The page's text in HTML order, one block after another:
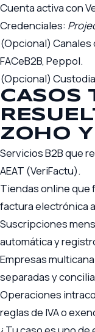
Cuenta activa con
Credenciales:
(Opcional) Canales
FACeB2B, Peppol.
(Opcional)
CASOS
ZOHO
Servicios B2B que
AEAT (VeriFactu).
Tiendas online que
factura electrónica
Suscripciones
automática y
Empresas
separadas y
Operaciones
reglas de IVA o